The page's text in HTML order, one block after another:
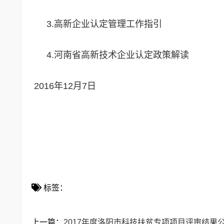
3.高新企业认定管理工作指引
4.河南省高新技术企业认定政策解读
2016年12月7日
标签：